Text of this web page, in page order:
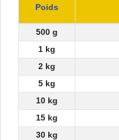
Poids
500 g
1 kg
2 kg
5 kg
10 kg
15 kg
30 kg